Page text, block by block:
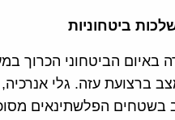
ביטחוניות
באיום הביטחוני הכרוך
ברצועת עזה. גלי
בשטחים הפלשתינאים